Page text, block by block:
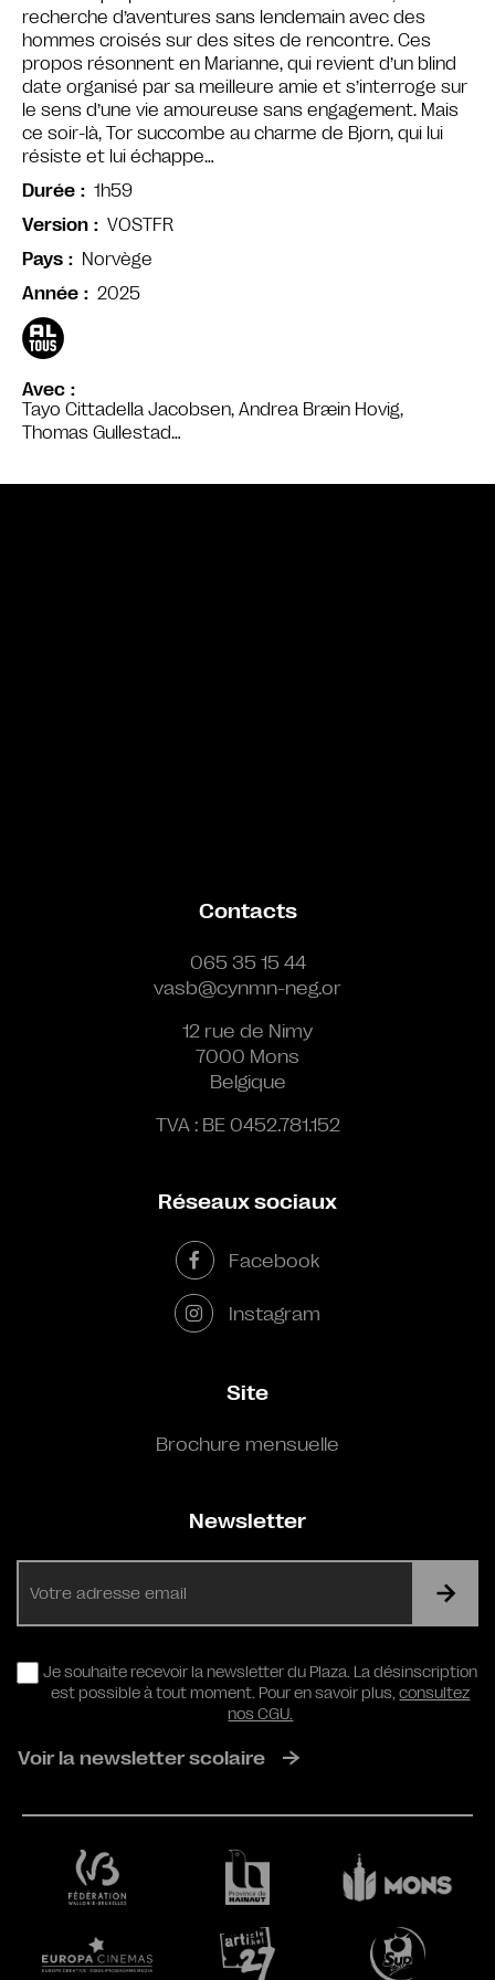
Avec
Tayo Cittadella Jacobsen, Andrea Bræin Hovig,
Thomas Gullestad…
recherche d’aventures sans lendemain avec des
hommes croisés sur des sites de rencontre. Ces
propos résonnent en Marianne, qui revient d’un blind
date organisé par sa meilleure amie et s’interroge sur
le sens d’une vie amoureuse sans engagement. Mais
ce soir-là, Tor succombe au charme de Bjorn, qui lui
résiste et lui échappe…
Durée
1h59
Version
VOSTFR
Pays
Norvège
Année
2025
Contacts
065 35 15 44
vasb@cynmn-neg.or
12 rue de Nimy
7000 Mons
Belgique
TVA : BE 0452.781.152
Réseaux sociaux
Facebook
Instagram
Site
Brochure mensuelle
Newsletter
RGPD
Je souhaite recevoir la newsletter du Plaza. La désinscription
est possible à tout moment. Pour en savoir plus,consultez
nos CGU.
Voir la newsletter scolaire